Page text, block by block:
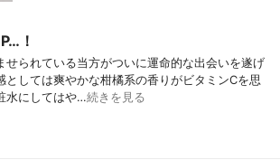
！
せられている当方がついに運命的な出会いを遂げ
としては爽やかな柑橘系の香りがビタミンCを思
水にしてはや…続きを見る